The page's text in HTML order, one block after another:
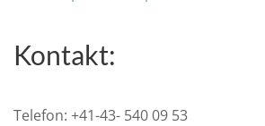
Kontakt:
Telefon: +41-43- 540 09 53